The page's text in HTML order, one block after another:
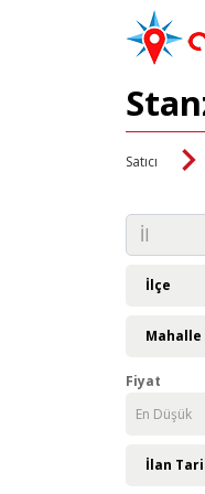
Satıcı
İlçe
Mahalle
Fiyat
İlan